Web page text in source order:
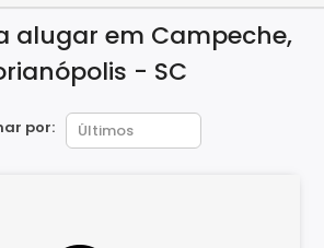
alugar em Campeche,
- SC
por: